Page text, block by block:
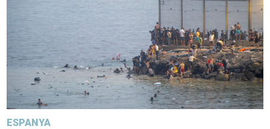
ESPANYA